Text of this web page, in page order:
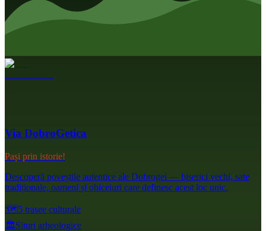
Via DobroGetica
Pași prin istorie!
Descoperă poveștile autentice ale Dobrogei — biserici vechi, sate
tradiționale, oameni și obiceiuri care definesc acest loc unic.
🗺️5 trasee culturale
🏛️Situri arheologice